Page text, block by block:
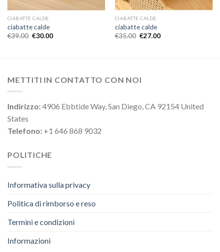
CIABATTE CALDE
ciabatte calde
€39.00 €30.00
CIABATTE CALDE
ciabatte calde
€35.00 €27.00
METTITI IN CONTATTO CON NOI
Indirizzo:4906 Ebbtide Way, San Diego, CA 92154 United
States
Telefono: +1 646 868 9032
POLITICHE
Informativa sulla privacy
Politica di rimborso e reso
Termini e condizioni
Informazioni